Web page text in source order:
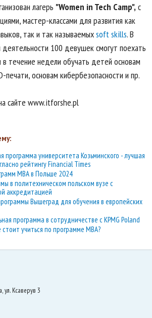
лагерь "Women in Tech Camp",с
мастер-классами для развития как
так и так называемыхsoft skills. В
100 девушек смогут поехать
течение недели обучать детей основам
печати, основам кибербезопасности и пр.
сайте www.itforshe.pl
программа университета Козьминского - лучшая
рейтингу Financial Times
МВА в Польше 2024
в политехническом польском вузе с
аккредитацией
Вышеград для обучения в европейских
программа в сотрудничестве с KPMG Poland
стоит учиться по программе МВА?
Ксаверув 3